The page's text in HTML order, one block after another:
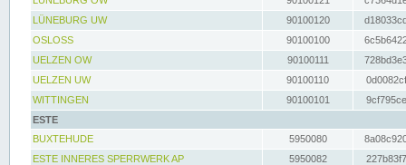
LÜNEBURG UW
90100120
OSLOSS
90100100
UELZEN OW
90100111
UELZEN UW
90100110
WITTINGEN
90100101
ESTE
BUXTEHUDE
5950080
ESTE INNERES SPERRWERK AP
5950082